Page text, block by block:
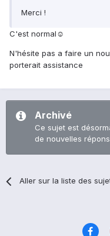
Merci !
C'est normal☺
N'hésite pas a faire un
porterait assistance
Archivé
Ce sujet est
de nouvelles
Aller sur la liste des